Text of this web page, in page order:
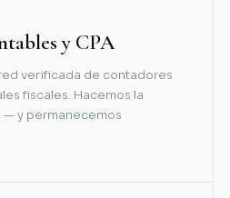
y CPA
verificada de contadores
fiscales. Hacemos la
y permanecemos